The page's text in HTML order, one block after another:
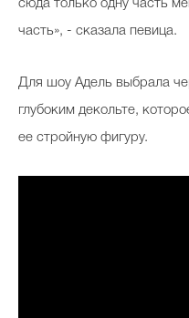
сюда только одну часть
часть», - сказала певица.
Для шоу Адель выбрала
глубоким декольте,
ее стройную фигуру.